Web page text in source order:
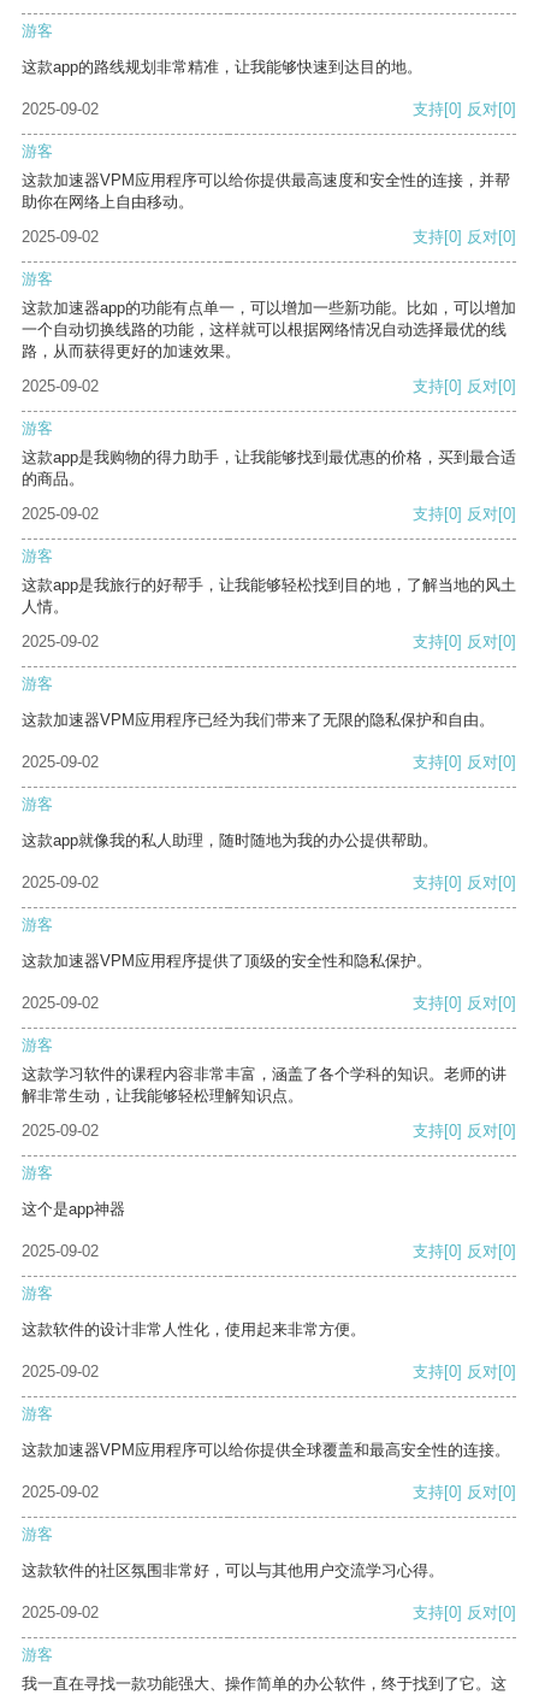
游客
这款app的路线规划非常精准，让我能够快速到达目的地。
2025-09-02 支持[0] 反对[0]
游客
这款加速器VPM应用程序可以给你提供最高速度和安全性的连接，并帮
助你在网络上自由移动。
2025-09-02
支持[0] 反对[0]
游客
这款加速器app的功能有点单一，可以增加一些新功能。比如，可以增加
一个自动切换线路的功能，这样就可以根据网络情况自动选择最优的线
路，从而获得更好的加速效果。
2025-09-02
支持[0] 反对[0]
游客
这款app是我购物的得力助手，让我能够找到最优惠的价格，买到最合适
的商品。
2025-09-02
支持[0] 反对[0]
游客
这款app是我旅行的好帮手，让我能够轻松找到目的地，了解当地的风土
人情。
2025-09-02
支持[0] 反对[0]
游客
这款加速器VPM应用程序已经为我们带来了无限的隐私保护和自由。
2025-09-02 支持[0] 反对[0]
游客
这款app就像我的私人助理，随时随地为我的办公提供帮助。
2025-09-02 支持[0] 反对[0]
游客
这款加速器VPM应用程序提供了顶级的安全性和隐私保护。
2025-09-02 支持[0] 反对[0]
游客
这款学习软件的课程内容非常丰富，涵盖了各个学科的知识。老师的讲
解非常生动，让我能够轻松理解知识点。
2025-09-02
支持[0] 反对[0]
游客
这个是app神器
2025-09-02 支持[0] 反对[0]
游客
这款软件的设计非常人性化，使用起来非常方便。
2025-09-02 支持[0] 反对[0]
游客
这款加速器VPM应用程序可以给你提供全球覆盖和最高安全性的连接。
2025-09-02 支持[0] 反对[0]
游客
这款软件的社区氛围非常好，可以与其他用户交流学习心得。
2025-09-02 支持[0] 反对[0]
游客
我一直在寻找一款功能强大、操作简单的办公软件，终于找到了它。这